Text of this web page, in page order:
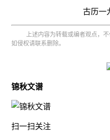
古历一
上述内容为转载或编者观点，
如侵权请联系删除。
锦秋文谱
扫一扫关注